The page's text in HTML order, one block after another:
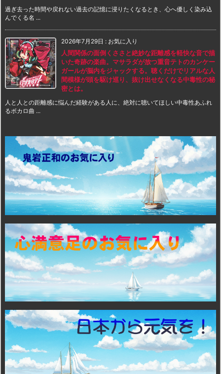
過ぎ去った時間や戻れない過去の記憶に浸りたくなるとき、心へ優しく染み込
んでくる名 ...
2026年7月29日 : お気に入り
人間関係の面倒くささと絶妙な距離感を軽快な音で描
いた奇跡の楽曲。マサラダが放つ重音テトのカンケー
ガールが脳内をジャックする。聴くだけでリアルな人
間模様が頭を駆け巡り、抜け出せなくなる中毒性の秘
密とは。
人と人との距離感に悩んだ経験がある人に、絶対に聴いてほしい中毒性あふれ
るボカロ曲 ...